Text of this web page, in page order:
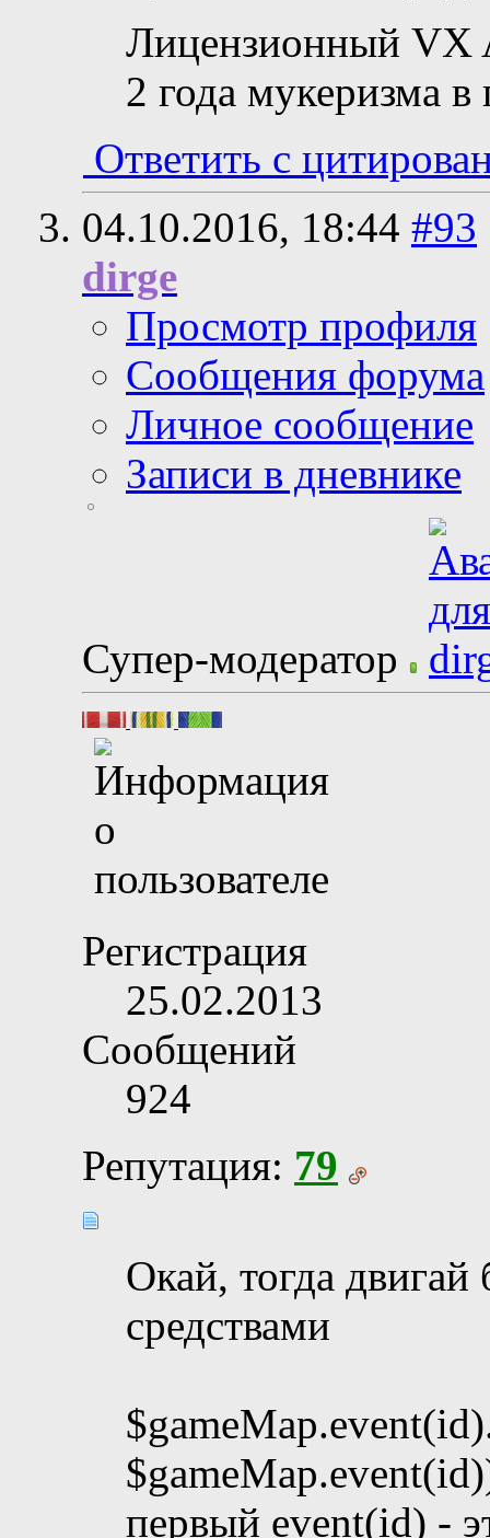
Лицензионный VX
2 года мукеризма
Ответить с
04.10.2016, 18:44 #93
dirge
Просмотр профиля
Сообщения форума
Личное сообщение
Записи в дневнике
Супер-модератор
Регистрация
25.02.2013
Сообщений
924
Репутация: 79
Окай, тогда двигай
средствами
первый event(id) -